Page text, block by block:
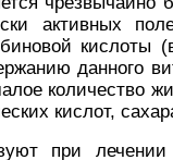
активных
кислоты
данного
количество
кислот,
при лечении